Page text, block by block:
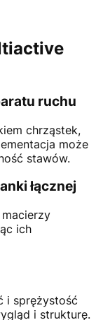
ruchu
chrząstek,
może
stawów.
łącznej
ich
i sprężystość
i strukturę.